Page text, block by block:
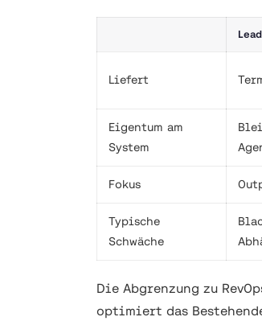
Liefert
Eigentum am
System
Fokus
Typische
Schwäche
Die Abgrenzung zu
optimiert das